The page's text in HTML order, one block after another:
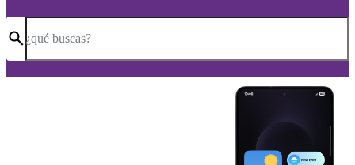
¿qué buscas?